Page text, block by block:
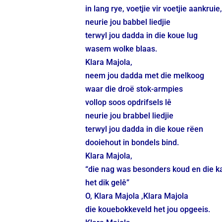
in lang rye, voetjie vir voetjie aankruie,
neurie jou babbel liedjie
terwyl jou dadda in die koue lug
wasem wolke blaas.
Klara Majola,
neem jou dadda met die melkoog
waar die droë stok-armpies
vollop soos opdrifsels lê
neurie jou brabbel liedjie
terwyl jou dadda in die koue rëen
dooiehout in bondels bind.
Klara Majola,
“die nag was besonders koud en die
het dik gelê”
O, Klara Majola ,Klara Majola
die kouebokkeveld het jou opgeeis.